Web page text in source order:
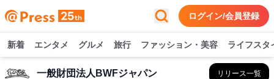
ログイン/会員登録
新着 エンタメ グルメ 旅行 ファッション・美容 ライフスタ
一般財団法人BWFジャパン リリース一覧